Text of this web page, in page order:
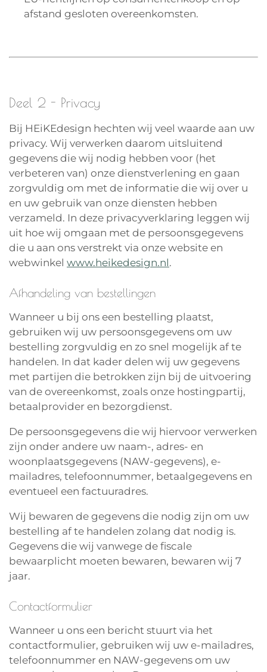
afstand gesloten overeenkomsten.
Deel 2 - Privacy
Bij HEiKEdesign hechten wij veel waarde aan uw
privacy. Wij verwerken daarom uitsluitend
gegevens die wij nodig hebben voor (het
verbeteren van) onze dienstverlening en gaan
zorgvuldig om met de informatie die wij over u
en uw gebruik van onze diensten hebben
verzameld. In deze privacyverklaring leggen wij
uit hoe wij omgaan met de persoonsgegevens
die u aan ons verstrekt via onze website en
webwinkel www.heikedesign.nl.
Afhandeling van bestellingen
Wanneer u bij ons een bestelling plaatst,
gebruiken wij uw persoonsgegevens om uw
bestelling zorgvuldig en zo snel mogelijk af te
handelen. In dat kader delen wij uw gegevens
met partijen die betrokken zijn bij de uitvoering
van de overeenkomst, zoals onze hostingpartij,
betaalprovider en bezorgdienst.
De persoonsgegevens die wij hiervoor verwerken
zijn onder andere uw naam-, adres- en
woonplaatsgegevens (NAW-gegevens), e-
mailadres, telefoonnummer, betaalgegevens en
eventueel een factuuradres.
Wij bewaren de gegevens die nodig zijn om uw
bestelling af te handelen zolang dat nodig is.
Gegevens die wij vanwege de fiscale
bewaarplicht moeten bewaren, bewaren wij 7
jaar.
Contactformulier
Wanneer u ons een bericht stuurt via het
contactformulier, gebruiken wij uw e-mailadres,
telefoonnummer en NAW-gegevens om uw